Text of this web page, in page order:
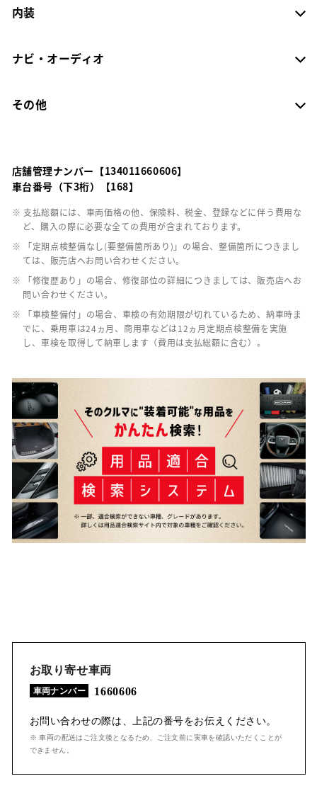
内装
ナビ・オーディオ
その他
店舗管理ナンバー【134011660606】
車台番号（下3桁）【168】
※ 支払総額には、車両価格の他、保険料、税金、登録などに伴う費用な
ど、購入の際に必要な全ての費用が含まれております。
※ 「定期点検整備なし(要整備箇所あり)」の場合、整備箇所につきまし
ては、販売店へお問い合わせください。
※ 「修復歴あり」の場合、修復部位の詳細につきましては、販売店へお
問い合わせください。
※ 「車検整備付」の場合、車検の有効期限が切れているため、納車時ま
でに、乗用車は24ヵ月、商用車などは12ヵ月定期点検整備を実施
し、車検を取得して納車します（費用は支払総額に含む）。
お取り寄せ車両
車両ナンバー 1660606
お問い合わせの際は、上記の番号をお伝えください。
※ 車両の配送はご注文後となるため、ご注文前に実車を確認いただくことが
できません。